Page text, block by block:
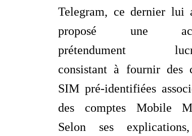
Telegram, ce dernier lui
proposé une
prétendument
consistant à fournir des
SIM pré-identifiées
des comptes Mobile
Selon ses